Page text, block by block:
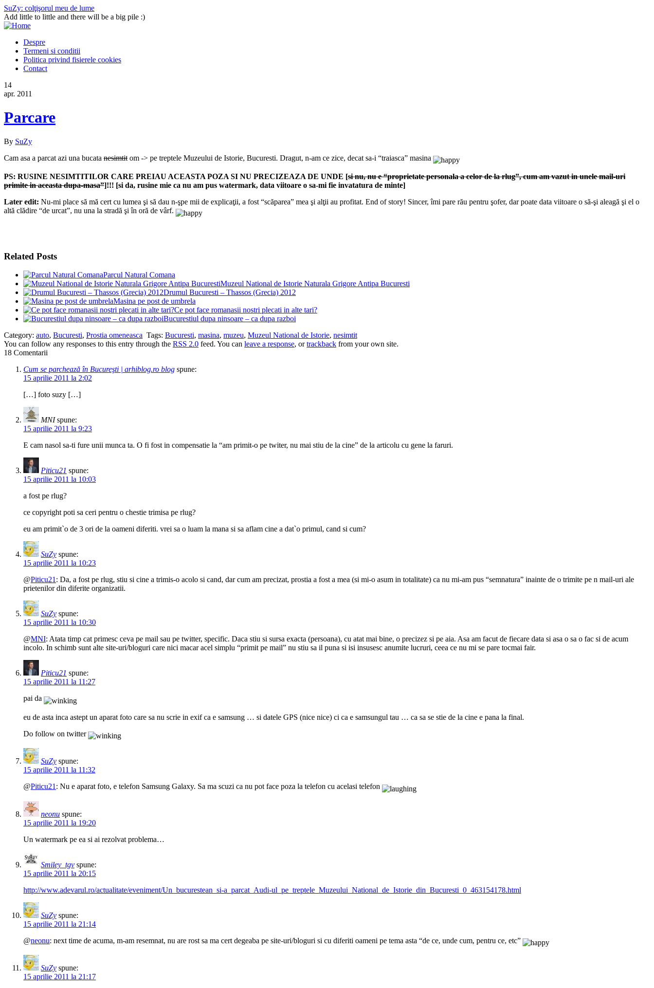
SuZy: colţişorul meu de lume
Add little to little and there will be a big pile :)
Despre
Termeni si conditii
Politica privind fisierele cookies
Contact
14
apr. 2011
Parcare
By SuZy
Cam asa a parcat azi una bucata nesimtit om -> pe treptele Muzeului de Istorie, Bucuresti. Dragut, n-am ce zice, decat sa-i “traiasca” masina
PS: RUSINE NESIMTITILOR CARE PREIAU ACEASTA POZA SI NU PRECIZEAZA DE UNDE [si nu, nu e “proprietate personala a celor de la rlug”, cum am vazut in unele mail-uri
primite in aceasta dupa-masa”]!!! [si da, rusine mie ca nu am pus watermark, data viitoare o sa-mi fie invatatura de minte]
Later edit: Nu-mi place să mă cert cu lumea şi să dau n-şpe mii de explicaţii, a fost “scăparea” mea şi alţii au profitat. End of story! Sincer, îmi pare rău pentru şofer, dar poate data viitoare o să-şi aleagă şi el o
altă clădire “de urcat”, nu una la stradă şi în oră de vârf.
Related Posts
Parcul Natural Comana
Muzeul National de Istorie Naturala Grigore Antipa Bucuresti
Drumul Bucuresti – Thassos (Grecia) 2012
Masina pe post de umbrela
Ce pot face romanasii nostri plecati in alte tari?
Bucurestiul dupa ninsoare – ca dupa razboi
Category: auto, Bucuresti, Prostia omeneasca Tags: Bucuresti, masina, muzeu, Muzeul National de Istorie, nesimtit
You can follow any responses to this entry through the RSS 2.0 feed. You can leave a response, ortrackback from your own site.
18 Comentarii
Cum se parchează în Bucureşti | arhiblog.ro blog spune:
15 aprilie 2011 la 2:02
[…] foto suzy […]
MNI spune:
15 aprilie 2011 la 9:23
E cam nasol sa-ti fure unii munca ta. O fi fost in compensatie la “am primit-o pe twiter, nu mai stiu de la cine” de la articolu cu gene la faruri.
Piticu21 spune:
15 aprilie 2011 la 10:03
a fost pe rlug?
ce copyright poti sa ceri pentru o chestie trimisa pe rlug?
eu am primit`o de 3 ori de la oameni diferiti. vrei sa o luam la mana si sa aflam cine a dat`o primul, cand si cum?
SuZy spune:
15 aprilie 2011 la 10:23
@Piticu21 : Da, a fost pe rlug, stiu si cine a trimis-o acolo si cand, dar cum am precizat, prostia a fost a mea (si mi-o asum in totalitate) ca nu mi-am pus “semnatura” inainte de o trimite pe n mail-uri ale
prietenilor din diferite organizatii.
SuZy spune:
15 aprilie 2011 la 10:30
@MNI: Atata timp cat primesc ceva pe mail sau pe twitter, specific. Daca stiu si sursa exacta (persoana), cu atat mai bine, o precizez si pe aia. Asa am facut de fiecare data si asa o sa o fac si de acum
incolo. In schimb sunt alte site-uri/bloguri care nici macar acel simplu “primit pe mail” nu stiu sa il puna si isi insusesc anumite lucruri, ceea ce nu mi se pare tocmai fair.
Piticu21 spune:
15 aprilie 2011 la 11:27
pai da
eu de asta inca astept un aparat foto care sa nu scrie in exif ca e samsung … si datele GPS (nice nice) ci ca e samsungul tau … ca sa se stie de la cine e pana la final.
Do follow on twitter
SuZy spune:
15 aprilie 2011 la 11:32
@Piticu21 : Nu e aparat foto, e telefon Samsung Galaxy. Sa ma scuzi ca nu pot face poza la telefon cu acelasi telefon
neonu spune:
15 aprilie 2011 la 19:20
Un watermark pe ea si ai rezolvat problema…
Smiley_tgv spune:
15 aprilie 2011 la 20:15
http://www.adevarul.ro/actualitate/eveniment/Un_bucurestean_si-a_parcat_Audi-ul_pe_treptele_Muzeului_National_de_Istorie_din_Bucuresti_0_463154178.html
SuZy spune:
15 aprilie 2011 la 21:14
@neonu: next time de acuma, m-am resemnat, nu are rost sa ma cert degeaba pe site-uri/bloguri si cu diferiti oameni pe tema asta “de ce, unde cum, pentru ce, etc”
SuZy spune:
15 aprilie 2011 la 21:17